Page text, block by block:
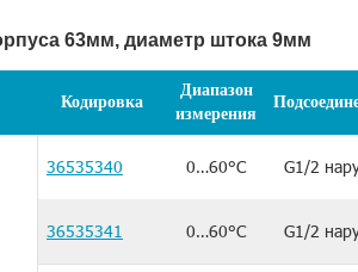
63мм, диаметр штока 9мм
Кодировка
Диапазон
измерения
36535340 0…60°C G1/2
36535341 0…60°C G1/2